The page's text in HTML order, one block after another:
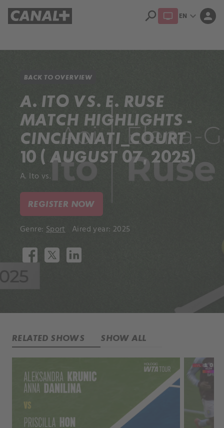
search EN expand_more person
BACK TO OVERVIEW
A. ITO VS. E. RUSE
MATCH HIGHLIGHTS -
CINCINNATI_COURT
10 ( AUGUST 07, 2025)
A. Ito vs.
REGISTER NOW
Genre: Sport Aired year: 2025
RELATED SHOWS SHOW ALL